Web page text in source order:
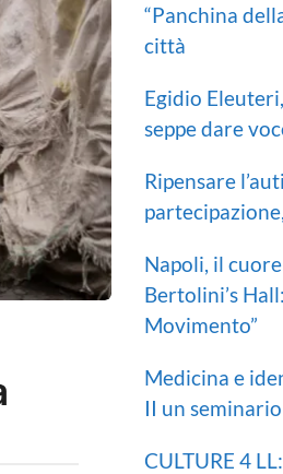
“Panchina
città
Egidio
seppe dare
Ripensare
Napoli, il
Bertolini’s
Movimento”
Medicina e
II un
CULTURE 4